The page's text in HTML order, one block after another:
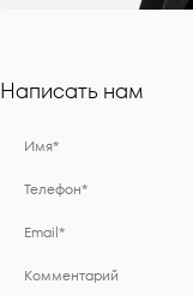
Написать нам